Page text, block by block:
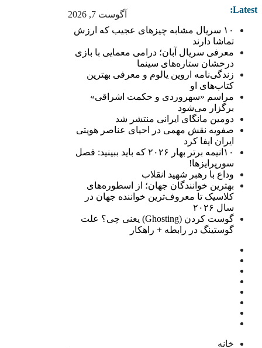
آگوست 7, 2026 Latest:
۱۰ سریال مشابه چیزهای عجیب که ارزش
تماشا دارند
معرفی سریال آبان؛ درامی معمایی با بازی
درخشان ستاره‌های سینما
زندگی‌نامه اروین یالوم و معرفی بهترین
کتاب‌های او
مراسم «سهروردی و حکمت اشراقی»
برگزار می‌شود
دومین مانگای ایرانی منتشر شد
صفویه نقش مهمی در احیای عناصر هویتی
ایران ایفا کرد
۱۰انیمه برتر بهار ۲۰۲۶ که باید ببینید: فصل
سورپرایزها!
وداع با رهبر شهید انقلاب
بهترین خوانندگان جهان؛ از اسطوره‌های
کلاسیک تا معروف‌ترین خواننده جهان در
سال ۲۰۲۶
گوست کردن (Ghosting) یعنی چی؟ علت
گوستینگ در رابطه + راهکار
خانه